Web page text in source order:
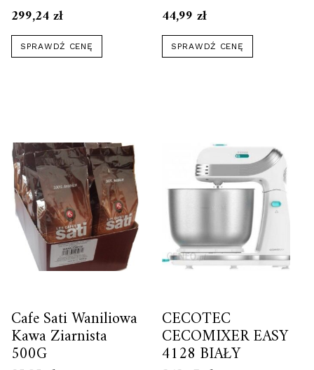
299,24zł
SPRAWDŹ CENĘ
44,99zł
SPRAWDŹ CENĘ
Cafe Sati Waniliowa
Kawa Ziarnista
500G
CECOTEC
CECOMIXER EASY
4128 BIAŁY